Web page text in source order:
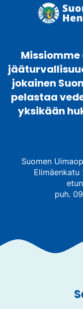
jokainen
pelastaa
yksikään
Suomen
Elimäenkatu
puh.